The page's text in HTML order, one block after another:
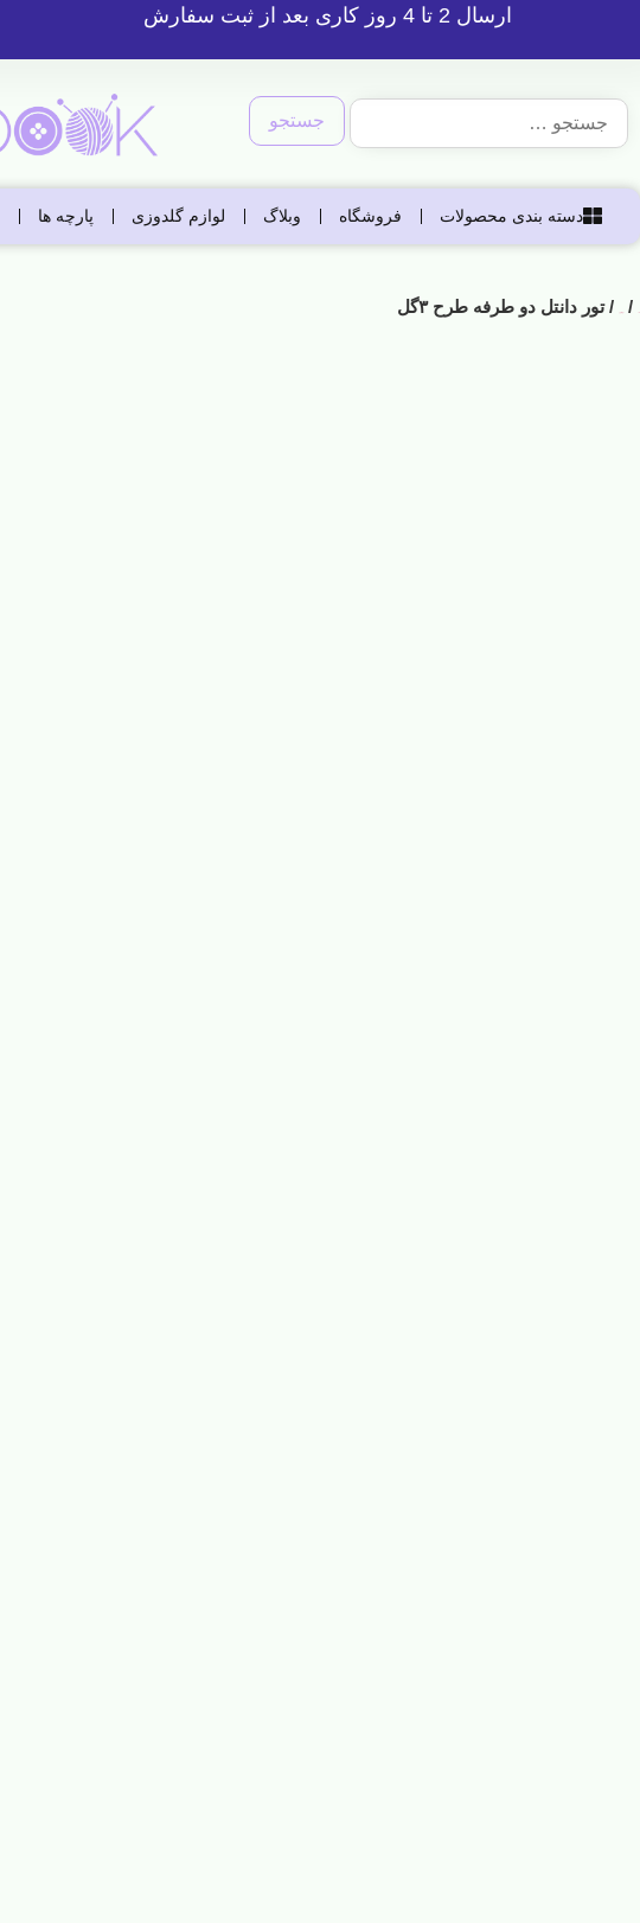
ارسال 2 تا 4 روز کاری بعد از ثبت سفارش
دسته بندی محصولات فروشگاه وبلاگ لوازم گلدوزی پارچه ها
/ / تور دانتل دو طرفه طرح ۳گل